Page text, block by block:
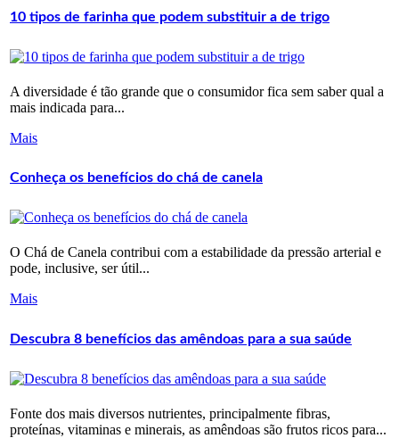
10 tipos de farinha que podem substituir a de trigo
A diversidade é tão grande que o consumidor fica sem saber qual a
mais indicada para...
Mais
Conheça os benefícios do chá de canela
O Chá de Canela contribui com a estabilidade da pressão arterial e
pode, inclusive, ser útil...
Mais
Descubra 8 benefícios das amêndoas para a sua saúde
Fonte dos mais diversos nutrientes, principalmente fibras,
proteínas, vitaminas e minerais, as amêndoas são frutos ricos para...